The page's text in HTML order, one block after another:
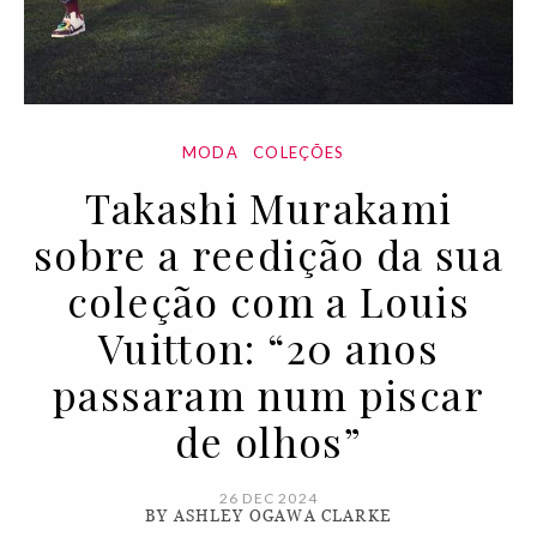
MODA COLEÇÕES
Takashi Murakami
sobre a reedição da sua
coleção com a Louis
Vuitton: “20 anos
passaram num piscar
de olhos”
26 DEC 2024
BY ASHLEY OGAWA CLARKE